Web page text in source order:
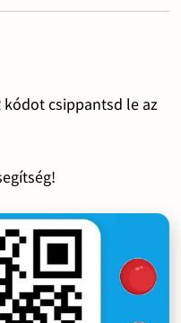
kódot csippantsd le az